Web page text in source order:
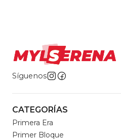
Síguenos
CATEGORÍAS
Primera Era
Primer Bloque